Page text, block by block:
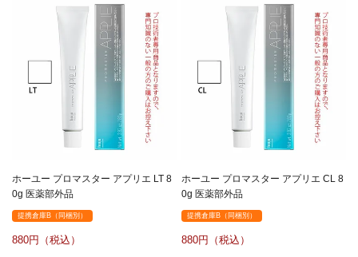
ホーユー プロマスター アプリエ LT 8
0g 医薬部外品
提携倉庫B（同梱別）
880
ホーユー プロマスター アプリエ CL 8
0g 医薬部外品
提携倉庫B（同梱別）
880